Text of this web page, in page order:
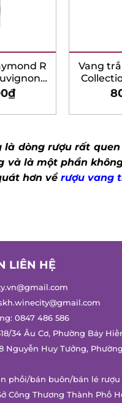
là dòng rượu rất
và là một phần
hơn về rượu vang
R
₫
Vang
LIÊN HỆ
0847 486 586
34 Âu Cơ, Phường Bảy
Nguyễn Huy Tưởng,
phối/bán buôn/bán lẻ rượu
Công Thương Thành Phố